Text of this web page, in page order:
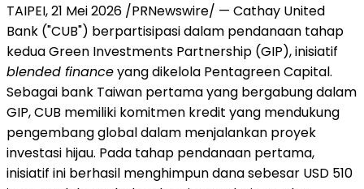
TAIPEI, 21 Mei 2026 /PRNewswire/ — Cathay United
Bank ("CUB") berpartisipasi dalam pendanaan tahap
kedua Green Investments Partnership (GIP), inisiatif
blended financeyang dikelola Pentagreen Capital.
Sebagai bank Taiwan pertama yang bergabung dalam
GIP, CUB memiliki komitmen kredit yang mendukung
pengembang global dalam menjalankan proyek
investasi hijau. Pada tahap pendanaan pertama,
inisiatif ini berhasil menghimpun dana sebesar USD 510